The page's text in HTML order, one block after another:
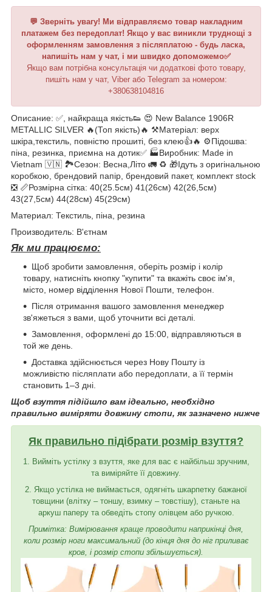
💬 Зверніть увагу! Ми відправляємо товар накладним
платажем без передоплат! Якщо у вас виникли труднощі з
оформленням замовлення з післяплатою - будь ласка,
напишіть нам у чат, і ми швидко допоможемо✅
Якщо вам потрібна консультація чи додаткові фото товару,
пишіть нам у чат, Viber або Telegram за номером:
+380638104816
Описание: ✅, найкраща якість👟 😍 New Balance 1906R
METALLIC SILVER 🔥(Топ якість)🔥 ⚒️Матеріал: верх
шкіра,текстиль, повністю прошиті, без клею👍🔥 ⚙️Підошва:
піна, резинка, приємна на дотик✅ 🏭Виробник: Made in
Vietnam 🇻🇳 🏞Сезон: Весна,Літо 🚛 ♻️ 🎁Ідуть з оригінальною
коробкою, брендовий папір, брендовий пакет, комплект stock
❎ 📏Розмірна сітка: 40(25.5см) 41(26см) 42(26,5см)
43(27,5см) 44(28см) 45(29см)
Материал: Текстиль, піна, резина
Производитель: В'єтнам
Як ми працюємо:
Щоб зробити замовлення, оберіть розмір і колір
товару, натисніть кнопку "купити" та вкажіть своє ім'я,
місто, номер відділення Нової Пошти, телефон.
Після отримання вашого замовлення менеджер
зв'яжеться з вами, щоб уточнити всі деталі.
Замовлення, оформлені до 15:00, відправляються в
той же день.
Доставка здійснюється через Нову Пошту із
можливістю післяплати або передоплати, а її термін
становить 1–3 дні.
Щоб взуття підійшло вам ідеально, необхідно
правильно виміряти довжину стопи, як зазначено нижче
Як правильно підібрати розмір взуття?
1. Вийміть устілку з взуття, яке для вас є найбільш зручним,
та виміряйте її довжину.
2. Якщо устілка не виймається, одягніть шкарпетку бажаної
товщини (влітку – тоншу, взимку – товстішу), станьте на
аркуш паперу та обведіть стопу олівцем або ручкою.
Примітка: Вимірювання краще проводити наприкінці дня,
коли розмір ноги максимальний (до кінця дня до ніг приливає
кров, і розмір стопи збільшується).